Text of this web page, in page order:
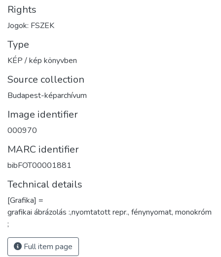
Rights
Jogok: FSZEK
Type
KÉP / kép könyvben
Source collection
Budapest-képarchívum
Image identifier
000970
MARC identifier
bibFOT00001881
Technical details
[Grafika] =
grafikai ábrázolás :,nyomtatott repr., fénynyomat, monokróm
;
Full item page